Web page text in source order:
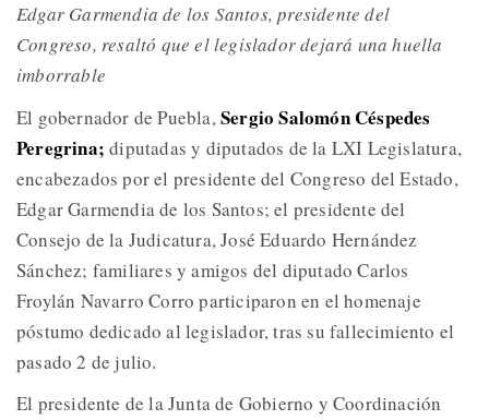
Edgar Garmendia de los Santos, presidente del
Congreso, resaltó que el legislador dejará una huella
imborrable
El gobernador de Puebla,Sergio Salomón Céspedes
Peregrina; diputadas y diputados de la LXI Legislatura,
encabezados por el presidente del Congreso del Estado,
Edgar Garmendia de los Santos; el presidente del
Consejo de la Judicatura, José Eduardo Hernández
Sánchez; familiares y amigos del diputado Carlos
Froylán Navarro Corro participaron en el homenaje
póstumo dedicado al legislador, tras su fallecimiento el
pasado 2 de julio.
El presidente de la Junta de Gobierno y Coordinación